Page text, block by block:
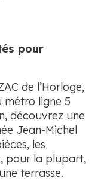
pour
de l’Horloge,
métro ligne 5
découvrez une
Jean-Michel
les
pour la plupart,
terrasse.